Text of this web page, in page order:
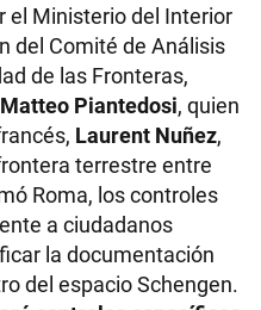
el Ministerio del Interior
del Comité de Análisis
de las Fronteras,
Matteo Piantedosi, quien
Laurent Nuñez,
terrestre entre
Roma, los controles
a ciudadanos
la documentación
del espacio Schengen.